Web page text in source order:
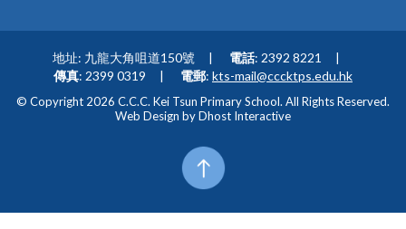
地址: 九龍大角咀道150號 電話: 2392 8221
傳真: 2399 0319 電郵: kts-mail@cccktps.edu.hk
© Copyright 2026 C.C.C. Kei Tsun Primary School. All Rights Reserved.
Web Design byDhost Interactive